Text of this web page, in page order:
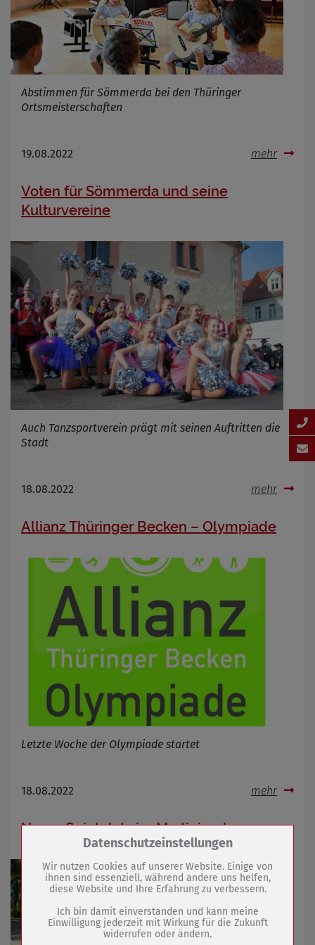
Abstimmen für Sömmerda bei den Thüringer
Ortsmeisterschaften
19.08.2022 mehr
Voten für Sömmerda und seine
Kulturvereine
Auch Tanzsportverein prägt mit seinen Auftritten die
Stadt
18.08.2022 mehr
Allianz Thüringer Becken – Olympiade
Letzte Woche der Olympiade startet
18.08.2022 mehr
Neuer Spielplatz im Martinipark
Zum Betrieb der Seite notwendige Cookies /
Name
PHP Session Cookie
Anbieter
Eigentümer dieser Website (Wenko-
Wenselaar GmbH & Co. KG)
Absicherung Kontaktformular / SPAM
Datenschutzeinstellungen
Wir nutzen Cookies auf unserer Website. Einige von
ihnen sind essenziell, während andere uns helfen,
diese Website und Ihre Erfahrung zu verbessern.
Ich bin damit einverstanden und kann meine
Einwilligung jederzeit mit Wirkung für die Zukunft
widerrufen oder ändern.